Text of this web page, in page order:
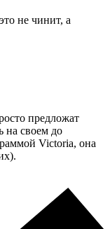
не чинит, а
предложат
на своем до
Victoria, она